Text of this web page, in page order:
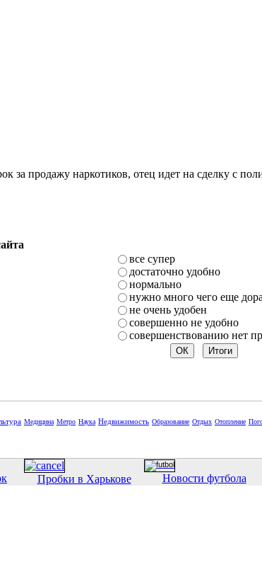
за продажу наркотиков, отец идет на сделку с
все супер
достаточно удобно
нормально
нужно много чего еще
не очень удобен
совершенно не удобно
совершенствованию нет
Медицина Метро Наука Недвижимость Образование Отдых Отопление
Пробки в Харькове Новости футбола